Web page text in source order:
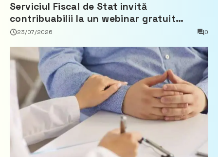
Serviciul Fiscal de Stat invită
contribuabilii la un webinar gratuit
privind calculul impozitului pe bunurile
23/07/2026 0